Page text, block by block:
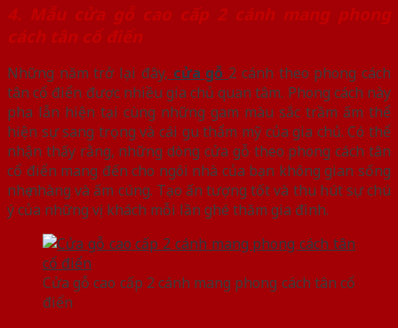
4. Mẫu cửa gỗ cao cấp 2 cánh mang phong
cách tân cổ điển
Những năm trở lại đây, cửa gỗ 2 cánh theo phong cách
tân cổ điển được nhiều gia chủ quan tâm. Phong cách này
pha lẫn hiện tại cùng những gam màu sắc trầm ấm thể
hiện sự sang trọng và cái gu thẩm mỹ của gia chủ. Có thể
nhận thấy rằng, những dòng cửa gỗ theo phong cách tân
cổ điển mang đến cho ngôi nhà của bạn không gian sống
nhẹ nhàng và ấm cúng. Tạo ấn tượng tốt và thu hút sự chú
ý của những vị khách mỗi lần ghé thăm gia đình.
Cửa gỗ cao cấp 2 cánh mang phong cách tân cổ
điển